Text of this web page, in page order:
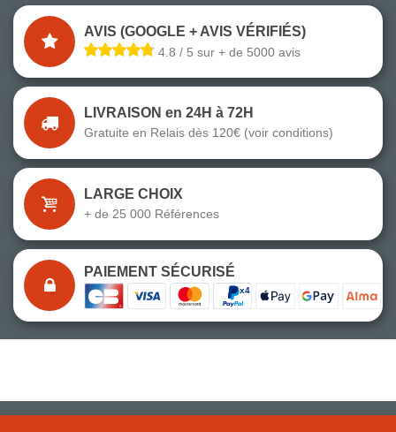
AVIS (GOOGLE + AVIS VÉRIFIÉS)
4.8 / 5 sur + de 5000 avis
LIVRAISON en 24H à 72H
Gratuite en Relais dès 120€ (voir conditions)
LARGE CHOIX
+ de 25 000 Références
PAIEMENT SÉCURISÉ